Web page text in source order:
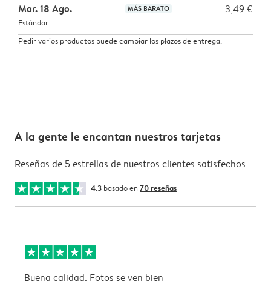
Mar. 18 Ago.
MÁS BARATO 3,49 €
Estándar
Pedir varios productos puede cambiar los plazos de entrega.
A la gente le encantan nuestros tarjetas
Reseñas de 5 estrellas de nuestros clientes satisfechos
4.3 basado en 70 reseñas
Buena calidad. Fotos se ven bien